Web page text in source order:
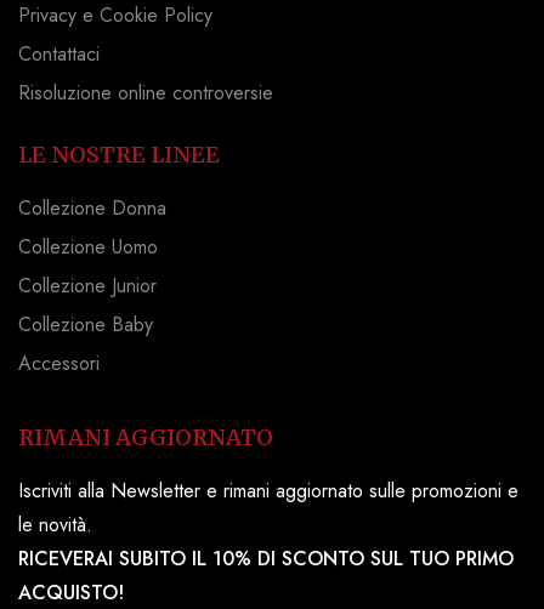
Privacy e Cookie Policy
Contattaci
Risoluzione online controversie
LE NOSTRE LINEE
Collezione Donna
Collezione Uomo
Collezione Junior
Collezione Baby
Accessori
RIMANI AGGIORNATO
Iscriviti alla Newsletter e rimani aggiornato sulle promozioni e
le novità.
RICEVERAI SUBITO IL 10% DI SCONTO SUL TUO PRIMO
ACQUISTO!